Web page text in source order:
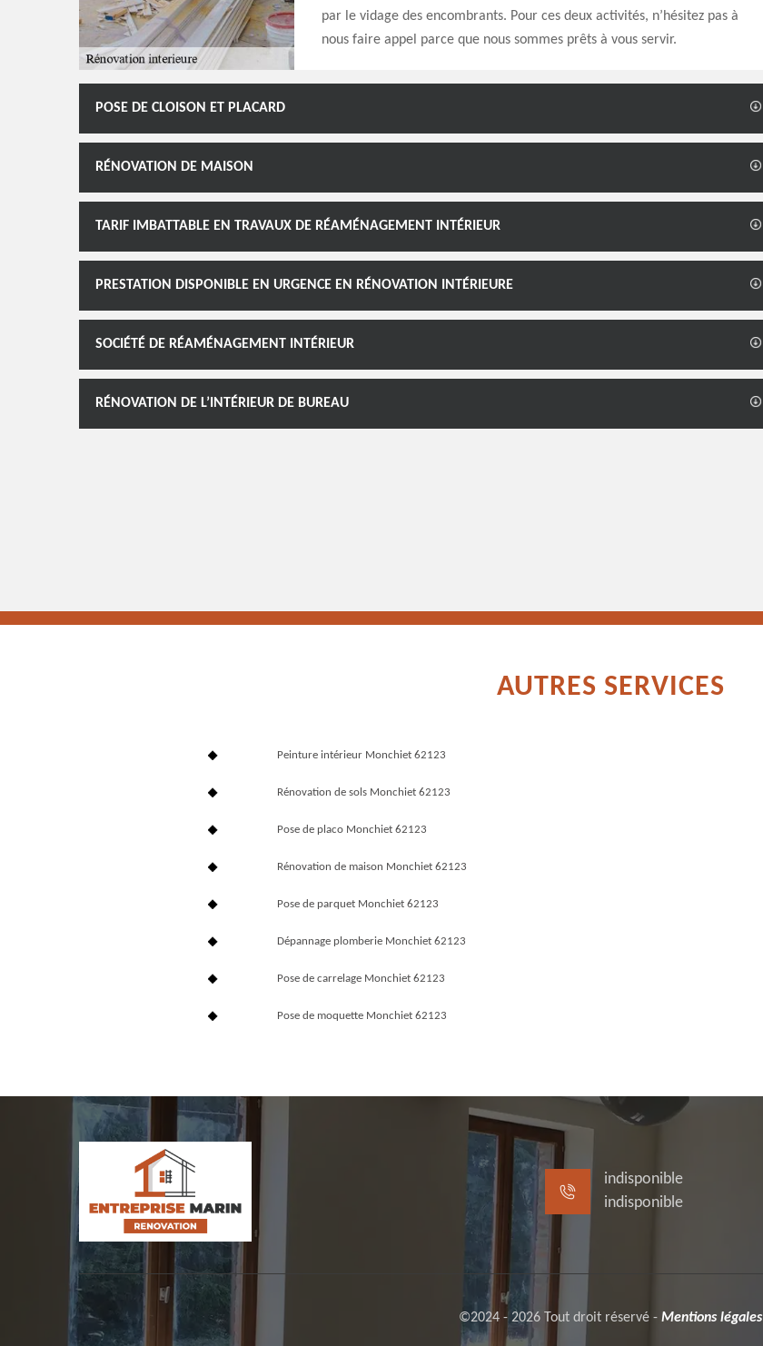
par le vidage des encombrants. Pour ces deux activités, n’hésitez pas à
nous faire appel parce que nous sommes prêts à vous servir.
POSE DE CLOISON ET PLACARD
RÉNOVATION DE MAISON
TARIF IMBATTABLE EN TRAVAUX DE RÉAMÉNAGEMENT INTÉRIEUR
PRESTATION DISPONIBLE EN URGENCE EN RÉNOVATION INTÉRIEURE
SOCIÉTÉ DE RÉAMÉNAGEMENT INTÉRIEUR
RÉNOVATION DE L’INTÉRIEUR DE BUREAU
AUTRES SERVICES
Peinture intérieur Monchiet 62123
Rénovation de sols Monchiet 62123
Pose de placo Monchiet 62123
Rénovation de maison Monchiet 62123
Pose de parquet Monchiet 62123
Dépannage plomberie Monchiet 62123
Pose de carrelage Monchiet 62123
Pose de moquette Monchiet 62123
indisponible
indisponible
©2024 - 2026 Tout droit réservé - Mentions légales